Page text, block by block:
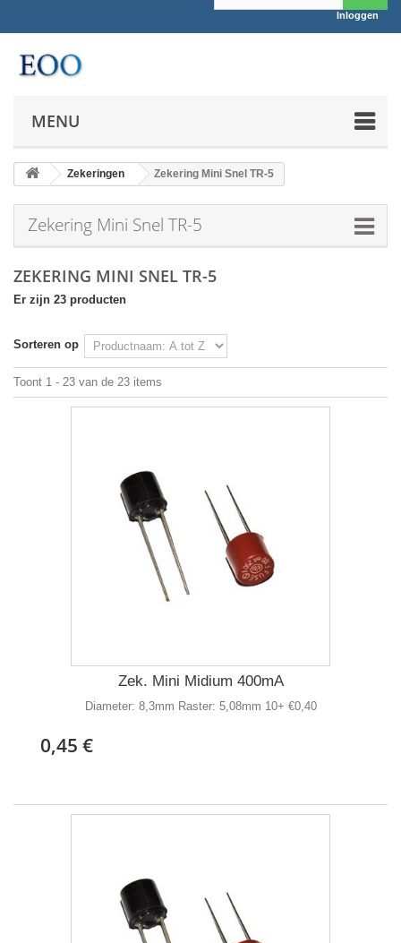
Inloggen
MENU
Zekeringen Zekering Mini Snel TR-5
Zekering Mini Snel TR-5
ZEKERING MINI SNEL TR-5
Er zijn 23 producten
Sorteren op
Toont 1 - 23 van de 23 items
Zek. Mini Midium 400mA
Diameter: 8,3mm Raster: 5,08mm 10+ €0,40
0,45 €